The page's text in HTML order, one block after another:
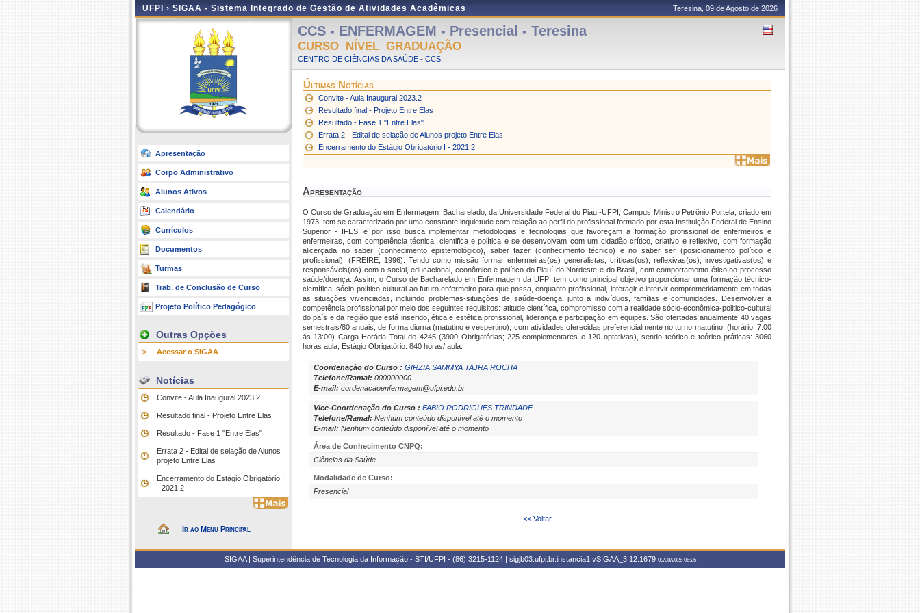
UFPI › SIGAA - Sistema Integrado de Gestão de Atividades Acadêmicas Teresina, 09 de Agosto de 2026
Apresentação
Corpo Administrativo
Alunos Ativos
Calendário
Currículos
Documentos
Turmas
Trab. de Conclusão de Curso
Projeto Político Pedagógico
Outras Opções
Acessar o SIGAA
Notícias
Convite - Aula Inaugural 2023.2
Resultado final - Projeto Entre Elas
Resultado - Fase 1 "Entre Elas"
Errata 2 - Edital de selação de Alunos
projeto Entre Elas
Encerramento do Estágio Obrigatório I
- 2021.2
Ir ao Menu Principal
CCS - ENFERMAGEM - Presencial - Teresina
CURSO NÍVEL GRADUAÇÃO
CENTRO DE CIÊNCIAS DA SAÚDE - CCS
Últimas Notícias
Convite - Aula Inaugural 2023.2
Resultado final - Projeto Entre Elas
Resultado - Fase 1 "Entre Elas"
Errata 2 - Edital de selação de Alunos projeto Entre Elas
Encerramento do Estágio Obrigatório I - 2021.2
Apresentação
O Curso de Graduação em Enfermagem  Bacharelado, da Universidade Federal do Piauí-UFPI, Campus Ministro Petrônio Portela, criado em
1973, tem se caracterizado por uma constante inquietude com relação ao perfil do profissional formado por esta Instituição Federal de Ensino
Superior - IFES, e por isso busca implementar metodologias e tecnologias que favoreçam a formação profissional de enfermeiros e
enfermeiras, com competência técnica, cientifica e política e se desenvolvam com um cidadão crítico, criativo e reflexivo, com formação
alicerçada no saber (conhecimento epistemológico), saber fazer (conhecimento técnico) e no saber ser (posicionamento político e
profissional). (FREIRE, 1996). Tendo como missão formar enfermeiras(os) generalistas, críticas(os), reflexivas(os), investigativas(os) e
responsáveis(os) com o social, educacional, econômico e político do Piauí do Nordeste e do Brasil, com comportamento ético no processo
saúde/doença. Assim, o Curso de Bacharelado em Enfermagem da UFPI tem como principal objetivo proporcionar uma formação técnico-
científica, sócio-político-cultural ao futuro enfermeiro para que possa, enquanto profissional, interagir e intervir comprometidamente em todas
as situações vivenciadas, incluindo problemas-situações de saúde-doença, junto a indivíduos, famílias e comunidades. Desenvolver a
competência profissional por meio dos seguintes requisitos: atitude científica, compromisso com a realidade sócio-econômica-politico-cultural
do país e da região que está inserido, ética e estética profissional, liderança e participação em equipes. São ofertadas anualmente 40 vagas
semestrais/80 anuais, de forma diurna (matutino e vespertino), com atividades oferecidas preferencialmente no turno matutino. (horário: 7:00
ás 13:00) Carga Horária Total de 4245 (3900 Obrigatórias; 225 complementares e 120 optativas), sendo teórico e teórico-práticas: 3060
horas aula; Estágio Obrigatório: 840 horas/ aula.
Coordenação do Curso : GIRZIA SAMMYA TAJRA ROCHA
Telefone/Ramal: 000000000
E-mail: cordenacaoenfermagem@ufpi.edu.br
Vice-Coordenação do Curso : FABIO RODRIGUES TRINDADE
Telefone/Ramal: Nenhum conteúdo disponível até o momento
E-mail: Nenhum conteúdo disponível até o momento
Área de Conhecimento CNPQ:
Ciências da Saúde
Modalidade de Curso:
Presencial
<< Voltar
SIGAA | Superintendência de Tecnologia da Informação - STI/UFPI - (86) 3215-1124 | sigjb03.ufpi.br.instancia1 vSIGAA_3.12.1679 09/08/2026 06:25